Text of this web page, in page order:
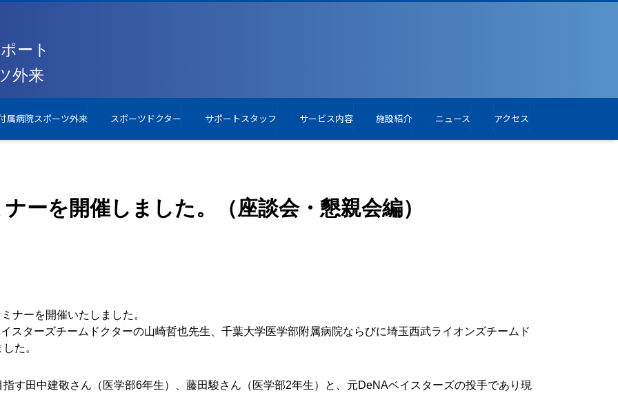
属病院スポーツ外来 スポーツドクター サポートスタッフ サービス内容 施設紹介 ニュース アクセス
ーを開催しました。（座談会・懇親会編）
ナーを開催いたしました。
スターズチームドクターの山崎哲也先生、千葉大学医学部附属病院ならびに埼玉西武ライオンズチームド
た。
す田中建敬さん（医学部6年生）、藤田駿さん（医学部2年生）と、元DeNAベイスターズの投手であり現